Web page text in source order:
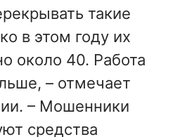
такие
в этом году их
около 40. Работа
– отмечает
– Мошенники
средства